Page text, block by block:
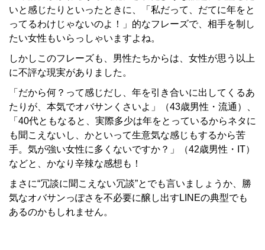
いと感じたりといったときに、「私だって、だてに年をと
ってるわけじゃないのよ！」的なフレーズで、相手を制し
たい女性もいらっしゃいますよね。
しかしこのフレーズも、男性たちからは、女性が思う以上
に不評な現実がありました。
「だから何？って感じだし、年を引き合いに出してくるあ
たりが、本気でオバサンくさいよ」（43歳男性・流通）、
「40代ともなると、実際多少は年をとっているからネタに
も聞こえないし、かといって生意気な感じもするから苦
手。気が強い女性に多くないですか？」（42歳男性・IT）
などと、かなり辛辣な感想も！
まさに“冗談に聞こえない冗談”とでも言いましょうか、勝
気なオバサンっぽさを不必要に醸し出すLINEの典型でも
あるのかもしれません。